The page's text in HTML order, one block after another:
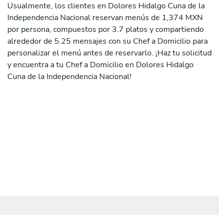
Usualmente, los clientes en Dolores Hidalgo Cuna de la
Independencia Nacional reservan menús de 1,374 MXN
por persona, compuestos por 3.7 platos y compartiendo
alrededor de 5.25 mensajes con su Chef a Domicilio para
personalizar el menú antes de reservarlo. ¡Haz tu solicitud
y encuentra a tu Chef a Domicilio en Dolores Hidalgo
Cuna de la Independencia Nacional!